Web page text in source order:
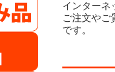
インターネ
ご注文やご
です。